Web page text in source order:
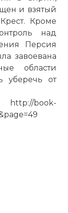
и взятый
Кроме
над
Персия
завоевана
области
уберечь от
http://book-